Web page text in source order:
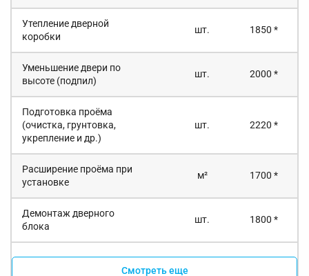
Утепление дверной
коробки
шт. 1850 *
Уменьшение двери по
высоте (подпил)
шт. 2000 *
Подготовка проёма
(очистка, грунтовка,
укрепление и др.)
шт. 2220 *
Расширение проёма при
установке
м² 1700 *
Демонтаж дверного
блока
шт. 1800 *
Смотреть еще